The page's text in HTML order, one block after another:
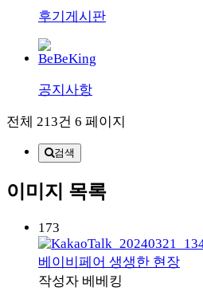
후기게시판
공지사항
전체 213건 6 페이지
검색
이미지 목록
173
베이비페어 생생한 현장
작성자 베베킹